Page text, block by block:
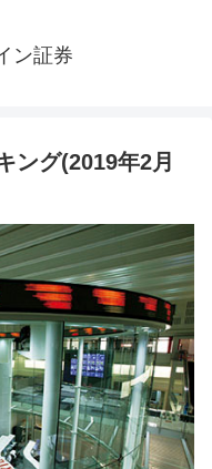
ン証券
ング(2019年2月